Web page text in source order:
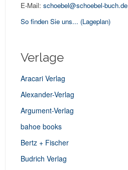
E-Mail: schoebel@schoebel-buch.de
So finden Sie uns... (Lageplan)
Verlage
Aracari Verlag
Alexander-Verlag
Argument-Verlag
bahoe books
Bertz + Fischer
Budrich Verlag